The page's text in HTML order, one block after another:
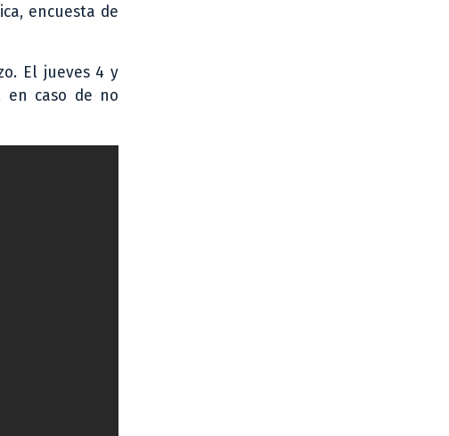
encuesta de
El jueves 4 y
en caso de no